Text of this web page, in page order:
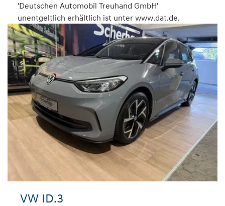
'Deutschen Automobil Treuhand GmbH'
unentgeltlich erhältlich ist unter www.dat.de.
VW ID.3